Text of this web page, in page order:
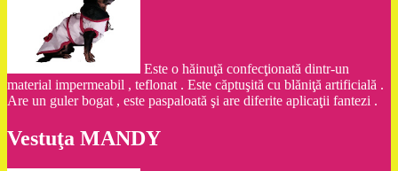
Este o hăinuţă confecţionată dintr-un
material impermeabil , teflonat . Este căptuşită cu blăniţă artificială .
Are un guler bogat , este paspaloată şi are diferite aplicaţii fantezi .
Vestuţa MANDY